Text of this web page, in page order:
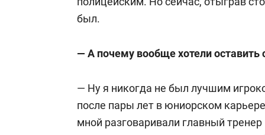
был.
— А почему вообще хотели оставить
— Ну я никогда не был лучшим
после пары лет в юниорском
мной разговаривали главный